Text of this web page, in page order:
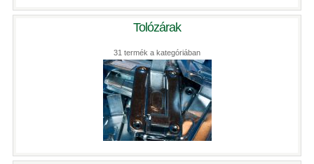
Tolózárak
31 termék a kategóriában